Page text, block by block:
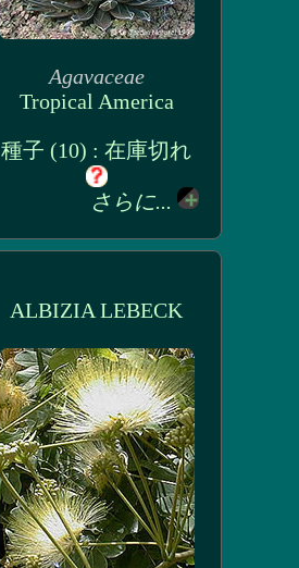
Agavaceae
Tropical America
種子 (10) : 在庫切れ
さらに...
ALBIZIA LEBECK